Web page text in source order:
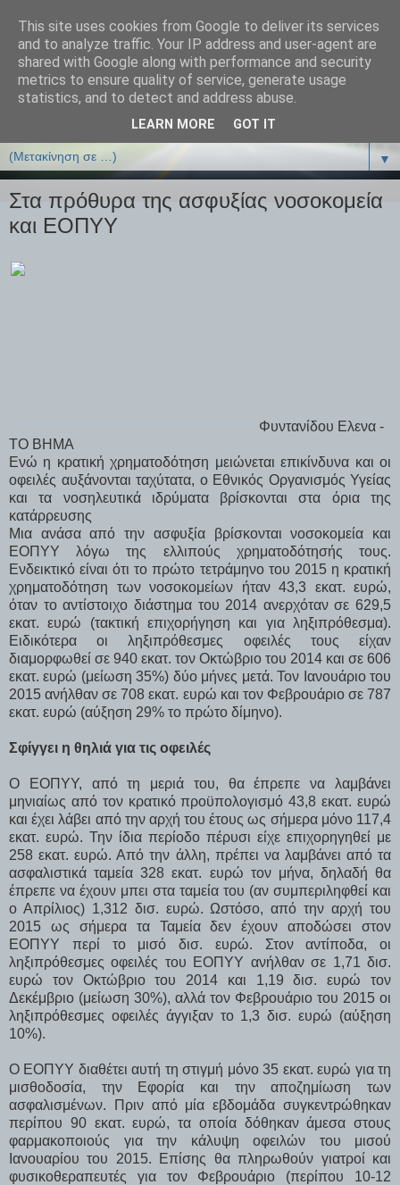
ΒΙΟΛΟΓΙΑonline.gr
Online Μαθήματα Βιολογίας
▼
Στα πρόθυρα της ασφυξίας νοσοκομεία
και ΕΟΠΥΥ
Φυντανίδου Ελενα -
TO BHMA
Ενώ η κρατική χρηματοδότηση μειώνεται επικίνδυνα και οι
οφειλές αυξάνονται ταχύτατα, ο Εθνικός Οργανισμός Υγείας
και τα νοσηλευτικά ιδρύματα βρίσκονται στα όρια της
κατάρρευσης
Μια ανάσα από την ασφυξία βρίσκονται νοσοκομεία και
ΕΟΠΥΥ λόγω της ελλιπούς χρηματοδότησής τους.
Ενδεικτικό είναι ότι το πρώτο τετράμηνο του 2015 η κρατική
χρηματοδότηση των νοσοκομείων ήταν 43,3 εκατ. ευρώ,
όταν το αντίστοιχο διάστημα του 2014 ανερχόταν σε 629,5
εκατ. ευρώ (τακτική επιχορήγηση και για ληξιπρόθεσμα).
Ειδικότερα οι ληξιπρόθεσμες οφειλές τους είχαν
διαμορφωθεί σε 940 εκατ. τον Οκτώβριο του 2014 και σε 606
εκατ. ευρώ (μείωση 35%) δύο μήνες μετά. Τον Ιανουάριο του
2015 ανήλθαν σε 708 εκατ. ευρώ και τον Φεβρουάριο σε 787
εκατ. ευρώ (αύξηση 29% το πρώτο δίμηνο).
Σφίγγει η θηλιά για τις οφειλές
Ο ΕΟΠΥΥ, από τη μεριά του, θα έπρεπε να λαμβάνει
μηνιαίως από τον κρατικό προϋπολογισμό 43,8 εκατ. ευρώ
και έχει λάβει από την αρχή του έτους ως σήμερα μόνο 117,4
εκατ. ευρώ. Την ίδια περίοδο πέρυσι είχε επιχορηγηθεί με
258 εκατ. ευρώ. Από την άλλη, πρέπει να λαμβάνει από τα
ασφαλιστικά ταμεία 328 εκατ. ευρώ τον μήνα, δηλαδή θα
έπρεπε να έχουν μπει στα ταμεία του (αν συμπεριληφθεί και
ο Απρίλιος) 1,312 δισ. ευρώ. Ωστόσο, από την αρχή του
2015 ως σήμερα τα Ταμεία δεν έχουν αποδώσει στον
ΕΟΠΥΥ περί το μισό δισ. ευρώ. Στον αντίποδα, οι
ληξιπρόθεσμες οφειλές του ΕΟΠΥΥ ανήλθαν σε 1,71 δισ.
ευρώ τον Οκτώβριο του 2014 και 1,19 δισ. ευρώ τον
Δεκέμβριο (μείωση 30%), αλλά τον Φεβρουάριο του 2015 οι
ληξιπρόθεσμες οφειλές άγγιξαν το 1,3 δισ. ευρώ (αύξηση
10%).
Ο ΕΟΠΥΥ διαθέτει αυτή τη στιγμή μόνο 35 εκατ. ευρώ για τη
μισθοδοσία, την Εφορία και την αποζημίωση των
ασφαλισμένων. Πριν από μία εβδομάδα συγκεντρώθηκαν
περίπου 90 εκατ. ευρώ, τα οποία δόθηκαν άμεσα στους
φαρμακοποιούς για την κάλυψη οφειλών του μισού
Ιανουαρίου του 2015. Επίσης θα πληρωθούν γιατροί και
φυσικοθεραπευτές για τον Φεβρουάριο (περίπου 10-12
This site uses cookies from Google to deliver its services
and to analyze traffic. Your IP address and user-agent are
shared with Google along with performance and security
metrics to ensure quality of service, generate usage
statistics, and to detect and address abuse.
LEARN MORE GOT IT